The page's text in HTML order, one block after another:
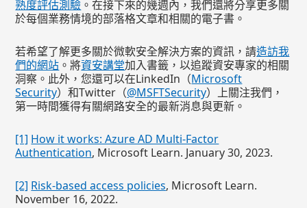
熟度評估測驗 。在接下來的幾週內，我們還將分享更多關
於每個業務情境的部落格文章和相關的電子書。
若希望了解更多關於微軟安全解決方案的資訊，請造訪我
們的網站 。將資安講堂加入書籤，以追蹤資安專家的相關
洞察。此外，您還可以在LinkedIn（Microsoft
Security）和Twitter（@MSFTSecurity）上關注我們，
第一時間獲得有關網路安全的最新消息與更新。
[1] How it works: Azure AD Multi-Factor
Authentication, Microsoft Learn. January 30, 2023.
[2] Risk-based access policies, Microsoft Learn.
November 16, 2022.